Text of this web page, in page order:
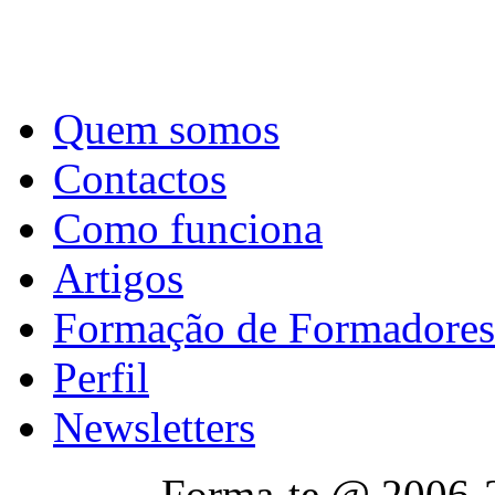
Quem somos
Contactos
Como funciona
Artigos
Formação de Formadores
Perfil
Newsletters